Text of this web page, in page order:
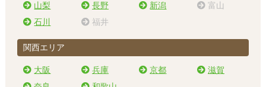
山梨
長野 新潟
富山
石川
福井
関西エリア
大阪 兵庫 京都
滋賀